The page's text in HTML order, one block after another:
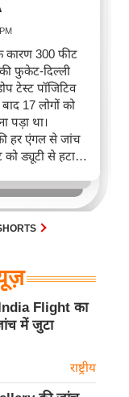
कारण 300 फीट
की फुकेट-दिल्ली
टेस्ट पॉजिटिव
17 लोगों को
पड़ा था।
हर एंगल से जांच
ड्यूटी से हटा
Flight का
में जुटा
राष्ट्रीय